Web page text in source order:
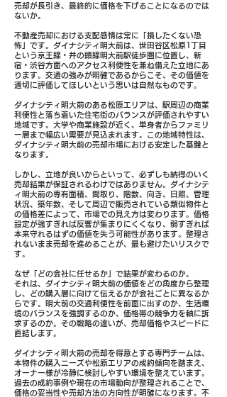
売却が長引き、最終的に価格を下げることになるのでは
ないか。
不動産売却における支配感情は常に「損したくない恐
怖」です。ダイナシティ明大前は、世田谷区松原1丁目
という京王線・井の頭線明大前駅徒歩圏に位置し、新
宿・渋谷方面へのアクセス利便性を兼ね備えた立地にあ
ります。交通の強みが明確であるからこそ、その価値を
適切に評価してほしいという思いは自然なものです。
ダイナシティ明大前のある松原エリアは、駅周辺の商業
利便性と落ち着いた住宅街のバランスが評価されやすい
地域です。大学や商業施設が近く、単身者からファミリ
ー層まで幅広い需要が見込まれます。この地域特性は、
ダイナシティ明大前の売却市場における安定した基盤と
なります。
しかし、立地が良いからといって、必ずしも納得のいく
売却結果が保証されるわけではありません。ダイナシテ
ィ明大前の専有面積、間取り、階数、向き、日照、管理
状況、築年数、そして周辺で販売されている類似物件と
の価格差によって、市場での見え方は変わります。価格
設定が強すぎれば反響が集まりにくくなり、弱すぎれば
本来守れるはずの価値を失う可能性があります。整理さ
れないまま売却を進めることが、最も避けたいリスクで
す。
なぜ「どの会社に任せるか」で結果が変わるのか。
それは、ダイナシティ明大前の価値をどの角度から整理
し、どの購入層に向けて伝えるかが会社ごとに異なるか
らです。明大前の交通利便性を前面に出すのか、生活環
境のバランスを強調するのか、価格帯の競争力を軸に訴
求するのか。その戦略の違いが、売却価格やスピードに
直結します。
ダイナシティ明大前の売却を得意とする専門チームは、
本物件の購入ニーズや松原エリアの成約傾向を踏まえ、
オーナー様が冷静に検討しやすい環境を整えています。
過去の成約事例や現在の市場動向が整理されることで、
価格の妥当性や売却方法の方向性が明確になります。不